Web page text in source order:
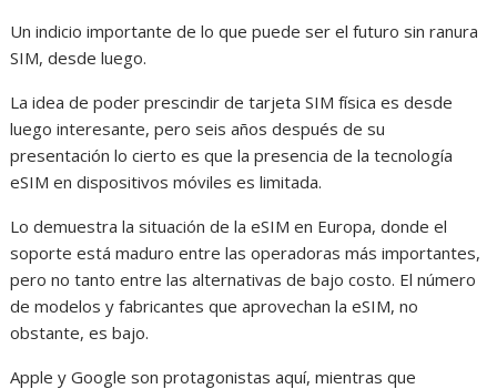
Un indicio importante de lo que puede ser el futuro sin ranura
SIM, desde luego.
La idea de poder prescindir de tarjeta SIM física es desde
luego interesante, pero seis años después de su
presentación lo cierto es que la presencia de la tecnología
eSIM en dispositivos móviles es limitada.
Lo demuestra la situación de la eSIM en Europa, donde el
soporte está maduro entre las operadoras más importantes,
pero no tanto entre las alternativas de bajo costo. El número
de modelos y fabricantes que aprovechan la eSIM, no
obstante, es bajo.
Apple y Google son protagonistas aquí, mientras que